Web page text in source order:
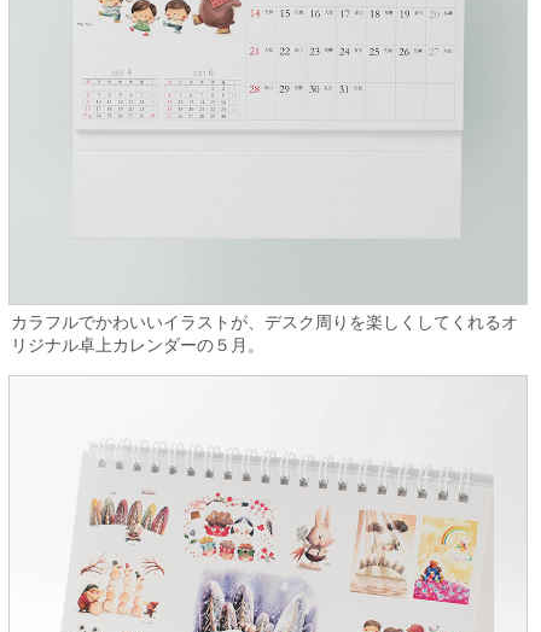
カラフルでかわいいイラストが、デスク周りを楽しくしてくれるオ
リジナル卓上カレンダーの５月。